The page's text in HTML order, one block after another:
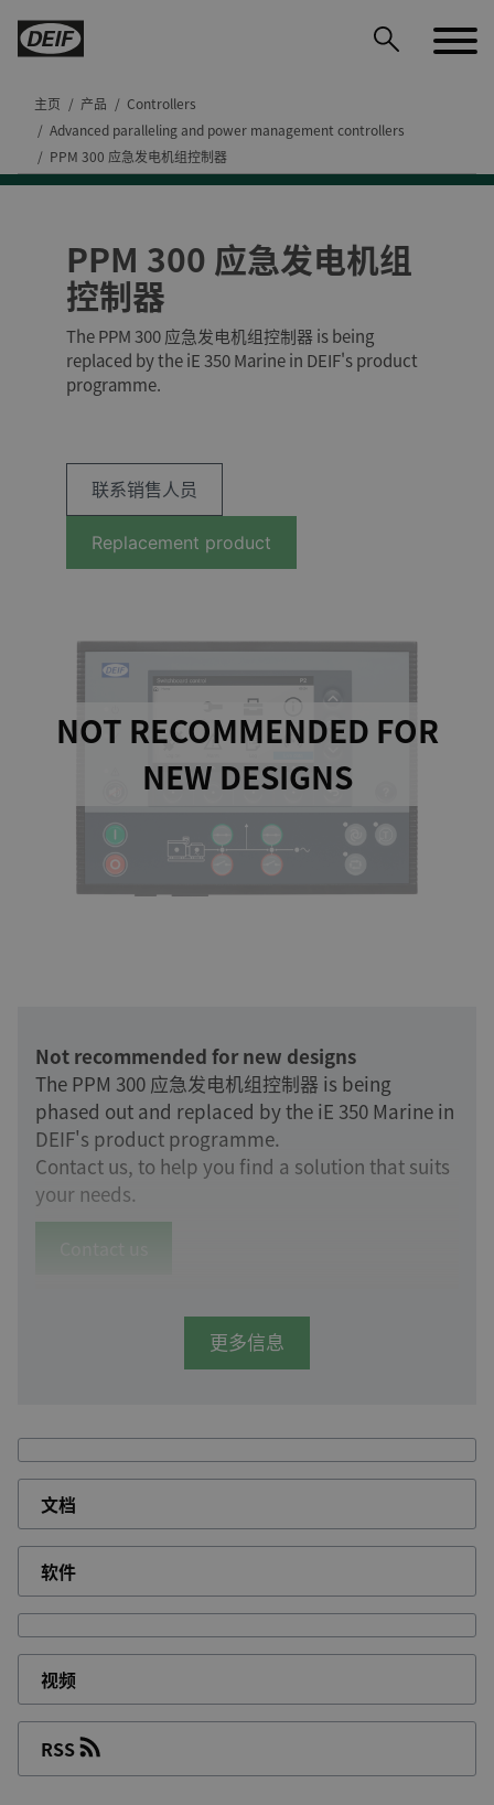
主页 产品
Controllers
Advanced paralleling and power management controllers
PPM 300 应急发电机组控制器
PPM 300 应急发电机组
控制器
The PPM 300 应急发电机组控制器 is being
replaced by the iE 350 Marine in DEIF's product
programme.
联系销售人员
Replacement product
NOT RECOMMENDED FOR
NEW DESIGNS
Not recommended for new designs
The PPM 300 应急发电机组控制器 is being
phased out and replaced by the iE 350 Marine in
DEIF's product programme.
Contact us, to help you find a solution that suits
your needs.
更多信息
文档
软件
视频
RSS
DEIF PowerAI